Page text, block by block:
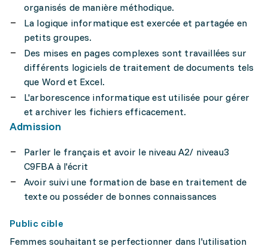
organisés de manière méthodique.
La logique informatique est exercée et partagée en
petits groupes.
Des mises en pages complexes sont travaillées sur
différents logiciels de traitement de documents tels
que Word et Excel.
L'arborescence informatique est utilisée pour gérer
et archiver les fichiers efficacement.
Admission
Parler le français et avoir le niveau A2/ niveau3
C9FBA à l'écrit
Avoir suivi une formation de base en traitement de
texte ou posséder de bonnes connaissances
Public cible
Femmes souhaitant se perfectionner dans l'utilisation